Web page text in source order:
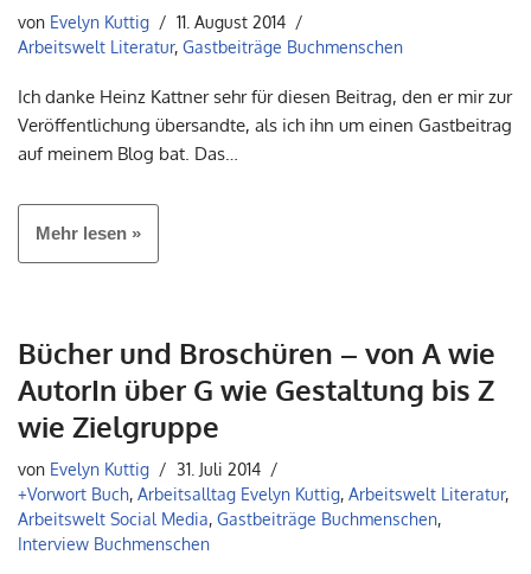
von Evelyn Kuttig
11. August 2014
Arbeitswelt Literatur, Gastbeiträge Buchmenschen
Ich danke Heinz Kattner sehr für diesen Beitrag, den er mir zur
Veröffentlichung übersandte, als ich ihn um einen Gastbeitrag
auf meinem Blog bat. Das…
Mehr lesen »
Bücher und Broschüren – von A wie
AutorIn über G wie Gestaltung bis Z
wie Zielgruppe
von Evelyn Kuttig
31. Juli 2014
+Vorwort Buch, Arbeitsalltag Evelyn Kuttig, Arbeitswelt Literatur,
Arbeitswelt Social Media, Gastbeiträge Buchmenschen,
Interview Buchmenschen